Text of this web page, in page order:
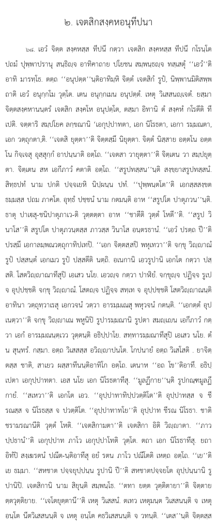
๒. เจตสิกสงฺคหอนุทีปนา
๖๘. เอวํ จิตฺต สงฺคหสฺส ทีปนึ กตฺวา เจตสิก สงฺคหสฺส ทีปนึ กโรนฺโต
ปถมํ ปุพฺพาปรานุ สนฺธิฺจ อาทิคาถาย ปโยชน สมฺพนฺธฺจ ทสฺเสตุํ ‘‘เอวํ’’ติ
อาทิ มารทฺโธ. ตตฺถ ‘‘อนุปตฺต’’นฺติอาทิมฺหิ จิตฺตํ เจตสิกํ รูปํ, นิพฺพานมิติสพฺพ
ถาติ เอวํ อนุกฺกโม วุตฺโต. เตน อนุกฺกเมน อนุปตฺตํ. เหตุ วิเสสนฺเจตํ. ยสฺมา
จิตฺตสงฺคหานนฺตรํ เจตสิก สงฺคโห อนุปตฺโต, ตสฺมา อิทานิ ตํ สงฺคหํ กโรตีติ ที
เปติ. จตฺตาริ สมฺปโยค ลกฺขณานิ ‘เอกุปฺปาทตา, เอก นิโรธตา, เอกา รมฺมณตา,
เอก วตฺถุกตา,ติ. ‘‘เจตสิ ยุตฺตา’’ติ จิตฺตสฺมึ นิยุตฺตา. จิตฺตํ นิสฺสาย อตฺตโน อตฺต
โน กิจฺเจสุ อุสฺสุกฺกํ อาปนฺนาติ อตฺโถ. ‘‘เจตสา วายุตฺตา’’ติ จิตฺเตน วา สมฺปยุตฺ
ตา. จิตฺเตน สห เอกีภาวํ คตาติ อตฺโถ. ‘‘สรูปทสฺสน’’นฺติ สงฺขฺยาสรูปทสฺสนํ.
สิทฺธปทํ นาม ปกติ ปจฺจเยหิ นิปฺผนฺน ปทํ. ‘‘ปุพฺพนฺตโต’’ติ เอกสฺสสงฺขต
ธมฺมสฺส ปถม ภาคโต. อุทฺธํ ปชฺชนํ นาม กตมนฺติ อาห ‘‘สรูปโต ปาตุภวน’’นฺติ.
ธาตุ ปาเสุ-ชนิปาตุภาเว-ติ วุตฺตตฺตา อาห ‘‘ชาตีติ วุตฺตํ โหตี’’ติ. ‘‘สรูป วิ
นาโส’’ติ สรูปโต ปาตุภวนฺตสฺส ภาวสฺส วินาโส อนฺตรธานํ. ‘‘เอวํ ปรตฺถ ปี’’ติ
ปรสฺมึ เอกาลมฺพณวตฺถุกาทิปเทปิ. ‘‘เอก จิตฺตสฺสปิ พหุเทวา’’ติ จกฺขุ วิฺาณํ
รูปํ ปสฺสนฺตํ เอกเมว รูปํ ปสฺสตีติ นตฺถิ. อเนกานิ เอวรูปานิ เอกโต กตฺวา ปสฺ
สติ. โสตวิฺาณาทีสุปิ เอเสว นโย. เอวฺจ กตฺวา ปาฬิยํ. จกฺขุฺจ ปฏิจฺจ รูเป
จ อุปฺปชฺชติ จกฺขุ วิฺาณํ. โสตฺจ ปฏิจฺจ สทฺเท จ อุปฺปชฺชติ โสตวิฺาณนฺติ
อาทินา วตฺถุทฺวาเรสุ เอกวจนํ วตฺวา อารมฺมเณสุ พหุวจนํ กตนฺติ. ‘‘เอกตฺตํ อุป
เนตฺวา’’ติ จกฺขุ วิฺาเณ พหูนิปิ รูปารมฺมณานิ รูปตา สมฺเน เอกีภาวํ กตฺ
วา เอกํ อารมฺมณนฺตฺเวว วุตฺตนฺติ อธิปฺปาโย. สทฺทารมฺมณาทีสุปิ เอเสว นโย. ตํ
น สุนฺทรํ. กสฺมา. อตฺถ วิเสสสฺส อวิฺาปนโต. โกปนายํ อตฺถ วิเสโสติ . ยาจิตฺ
ตสฺส ชาติ, สาเยว ผสฺสาทีนนฺติอาทิโก อตฺโถ. เตนาห ‘‘อถ โข’’ติอาทึ. อธิปฺ
เปตา เอกุปฺปาทตา. เอส นโย เอก นิโรธตาทีสุ. ‘‘มูลฏีกาย’’นฺติ รูปกณฺฑมูลฏี
กายํ. ‘‘สเหวา’’ติ เอกโต เอว. ‘‘อุปฺปาทาทิปฺปวตฺติโต’’ติ อุปฺปาทสฺส จ ชี
รณสฺส จ นิโรธสฺส จ ปวตฺติโต. ‘‘อุปฺปาทาทโย’’ติ อุปฺปาท ชีรณ นิโรธา. ชาติ
ชรามรณานีติ วุตฺตํ โหติ. ‘‘เจตสิกามตา’’ติ เจตสิกา อิติ วิฺาตา. ‘‘ภาว
ปฺปธานํ’’ติ เอกุปฺปาท ภาโว เอกุปฺปาโทติ วุตฺโต. ตถา เอก นิโรธาทีสุ. ยถา
อิทํปิ สงฺเฆรตนํ ปณีต-นฺติอาทีสุ อยํ รตน ภาโว ปณีโตติ เหตฺถ อตฺโถ. ‘‘เย’’ติ
เย ธมฺมา. ‘‘สหชาต ปจฺจยุปฺปนฺน รูปานิ ปี’’ติ สหชาตปจฺจยโต อุปฺปนฺนานิ รู
ปานิปิ. เจตสิกานิ นาม สิยุนฺติ สมฺพนฺโธ. ‘‘ตทา ยตฺต วุตฺติตายา’’ติ จิตฺตาย
ตฺตวุตฺติยาย. ‘‘เจโตยุตฺตานี’’ติ เหตุ วิเสสนํ. ตเทว เหตุมนฺต วิเสสนนฺติ จ เหตุ
อนฺโต นีตวิเสสนนฺติ จ เหตุ อนฺโต คธวิเสสนนฺติ จ วทนฺติ. ‘‘เตส’’นฺติ จิตฺตสฺส